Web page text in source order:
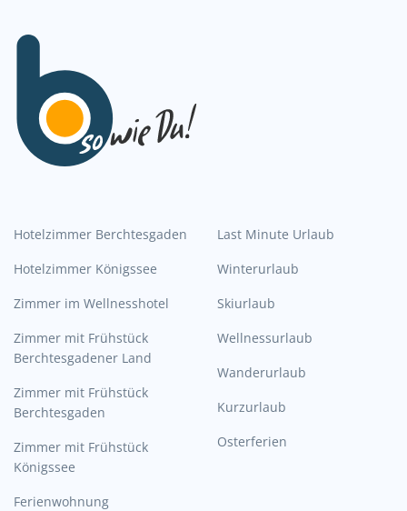
Hotelzimmer Berchtesgaden
Hotelzimmer Königssee
Zimmer im Wellnesshotel
Zimmer mit Frühstück
Berchtesgadener Land
Zimmer mit Frühstück
Berchtesgaden
Zimmer mit Frühstück
Königssee
Ferienwohnung
Last Minute Urlaub
Winterurlaub
Skiurlaub
Wellnessurlaub
Wanderurlaub
Kurzurlaub
Osterferien